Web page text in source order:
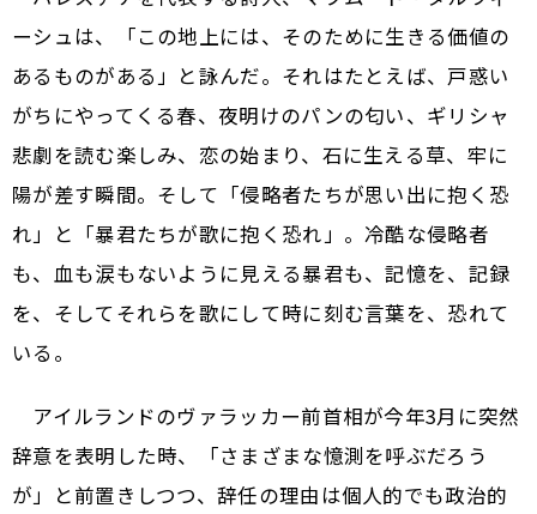
ーシュは、「この地上には、そのために生きる価値の
あるものがある」と詠んだ。それはたとえば、戸惑い
がちにやってくる春、夜明けのパンの匂い、ギリシャ
悲劇を読む楽しみ、恋の始まり、石に生える草、牢に
陽が差す瞬間。そして「侵略者たちが思い出に抱く恐
れ」と「暴君たちが歌に抱く恐れ」。冷酷な侵略者
も、血も涙もないように見える暴君も、記憶を、記録
を、そしてそれらを歌にして時に刻む言葉を、恐れて
いる。
アイルランドのヴァラッカー前首相が今年3月に突然
辞意を表明した時、「さまざまな憶測を呼ぶだろう
が」と前置きしつつ、辞任の理由は個人的でも政治的